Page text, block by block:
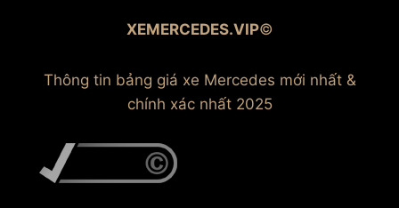
XEMERCEDES.VIP©
Thông tin bảng giá xe Mercedes mới nhất &
chính xác nhất 2025